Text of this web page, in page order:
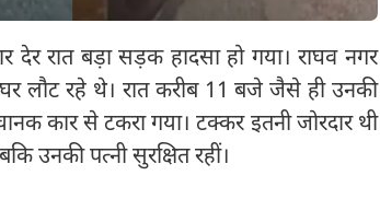
देर रात बड़ा सड़क हादसा हो गया। राघव नगर
लौट रहे थे। रात करीब 11 बजे जैसे ही उनकी
कार से टकरा गया। टक्कर इतनी जोरदार थी
उनकी पत्नी सुरक्षित रहीं।